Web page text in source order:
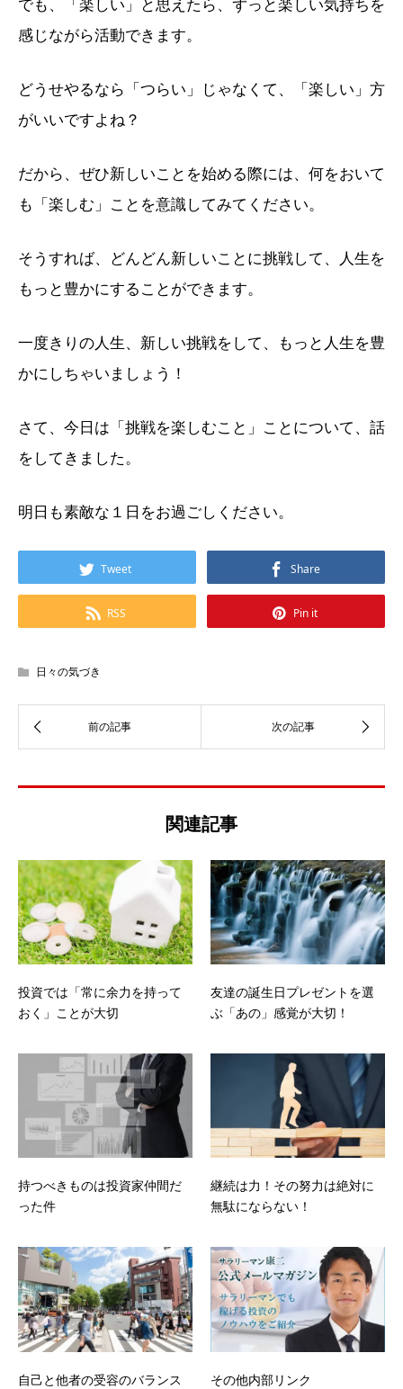
感じながら活動できます。
どうせやるなら「つらい」じゃなくて、「楽しい」方
がいいですよね？
だから、ぜひ新しいことを始める際には、何をおいて
も「楽しむ」ことを意識してみてください。
そうすれば、どんどん新しいことに挑戦して、人生を
もっと豊かにすることができます。
一度きりの人生、新しい挑戦をして、もっと人生を豊
かにしちゃいましょう！
さて、今日は「挑戦を楽しむこと」ことについて、話
をしてきました。
明日も素敵な１日をお過ごしください。
Tweet Share
RSS Pin it
日々の気づき
関連記事
投資では「常に余力を持って
おく」ことが大切
友達の誕生日プレゼントを選
ぶ「あの」感覚が大切！
持つべきものは投資家仲間だ
った件
継続は力！その努力は絶対に
無駄にならない！
自己と他者の受容のバランス
その他内部リンク